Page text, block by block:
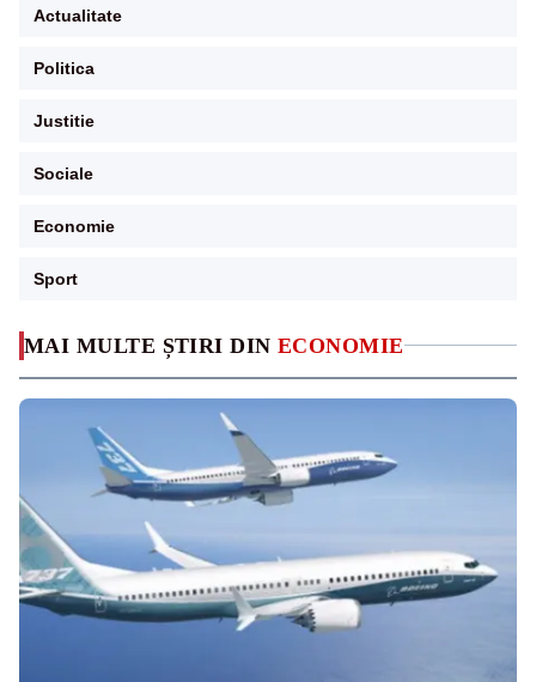
MAI MULTE ȘTIRI DIN ECONOMIE
Actualitate
Politica
Justitie
Sociale
Economie
Sport